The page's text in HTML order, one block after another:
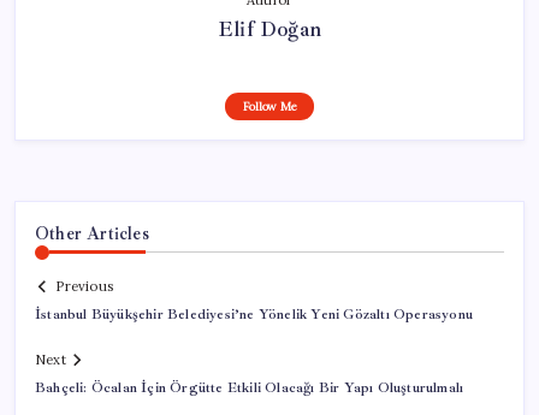
Elif Doğan
Follow Me
Other Articles
Previous
İstanbul Büyükşehir Belediyesi’ne Yönelik Yeni Gözaltı Operasyonu
Next
Bahçeli: Öcalan İçin Örgütte Etkili Olacağı Bir Yapı Oluşturulmalı